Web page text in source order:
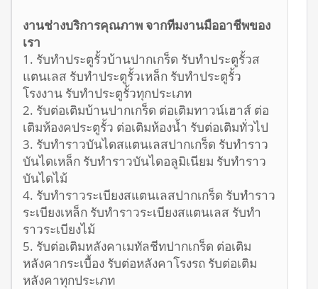
งานช่างบริการคุณภาพ จากทีมงานมืออาชีพของ
เรา
1. รับทำประตูรั้วบ้านปากเกร็ด รับทำประตูรั้วส
แตนเลส รับทำประตูรั้วเหล็ก รับทำประตูรั้ว
โรงงาน รับทำประตูรั้วทุกประเภท
2. รับต่อเติมบ้านปากเกร็ด ต่อเติมทาวน์เฮาส์ ต่อ
เติมห้องคประตูรั้ว ต่อเติมห้องน้ำ รับต่อเติมทั่วไป
3. รับทำราวบันไดสแตนเลสปากเกร็ด รับทำราว
บันไดเหล็ก รับทำราวบันไดอลูมิเนียม รับทำราว
บันไดไม้
4. รับทำราวระเบียงสแตนเลสปากเกร็ด รับทำราว
ระเบียงเหล็ก รับทำราวระเบียงสแตนเลส รับทำ
ราวระเบียงไม้
5. รับต่อเติมหลังคาเมทัลชีทปากเกร็ด ต่อเติม
หลังคากระเบื้อง รับต่อหลังคาโรงรถ รับต่อเติม
หลังคาทุกประเภท